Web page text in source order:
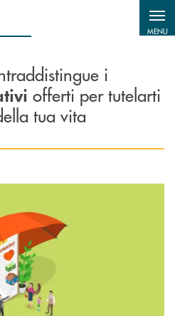
MENU
i
offerti per tutelarti
tua vita